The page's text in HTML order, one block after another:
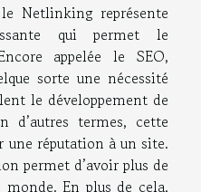
Netlinking représente
qui permet le
appelée le SEO,
sorte une nécessité
le développement de
termes, cette
réputation à un site.
permet d’avoir plus de
En plus de cela,